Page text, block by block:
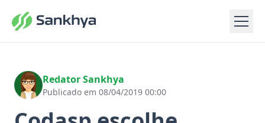
Redator Sankhya
Publicado em 08/04/2019 00:00